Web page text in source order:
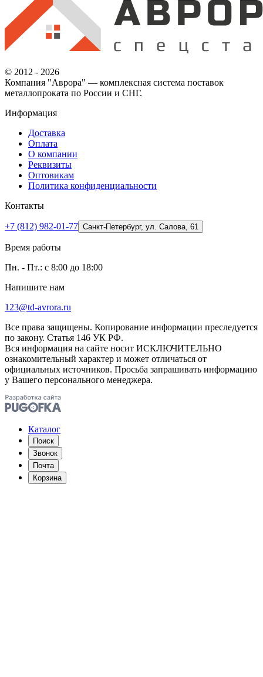
© 2012 - 2026
Компания "Аврора" — комплексная система поставок
металлопроката по России и СНГ.
Информация
Доставка
Оплата
О компании
Реквизиты
Оптовикам
Политика конфиденциальности
Контакты
+7 (812) 982-01-77 Санкт-Петербург, ул. Салова, 61
Время работы
Пн. - Пт.: с 8:00 до 18:00
Напишите нам
123@td-avrora.ru
Все права защищены. Копирование информации преследуется
по закону. Статья 146 УК РФ.
Вся информация на сайте носит ИСКЛЮЧИТЕЛЬНО
ознакомительный характер и может отличаться от
официальных источников. Просьба запрашивать информацию
у Вашего персонального менеджера.
Каталог
Поиск
Звонок
Почта
Корзина